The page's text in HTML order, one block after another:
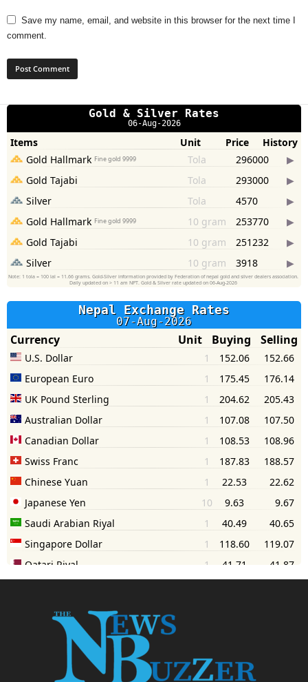
Save my name, email, and website in this browser for the next time I
comment.